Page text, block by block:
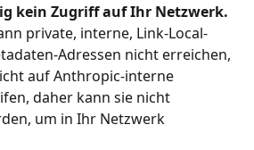
kein Zugriff auf Ihr Netzwerk.
private, interne, Link-Local-
Adressen nicht erreichen,
auf Anthropic-interne
daher kann sie nicht
um in Ihr Netzwerk